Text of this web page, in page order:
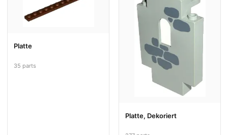
Platte
35 parts
Platte, Dekoriert